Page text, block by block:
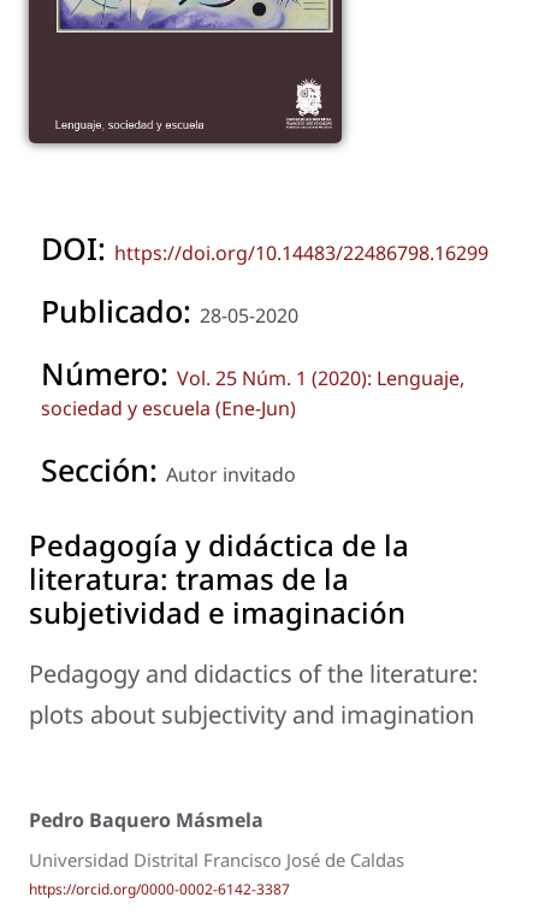
DOI: https://doi.org/10.14483/22486798.16299
Publicado: 28-05-2020
Número: Vol. 25 Núm. 1 (2020): Lenguaje,
sociedad y escuela (Ene-Jun)
Sección: Autor invitado
Pedagogía y didáctica de la
literatura: tramas de la
subjetividad e imaginación
Pedagogy and didactics of the literature:
plots about subjectivity and imagination
Pedro Baquero Másmela
Universidad Distrital Francisco José de Caldas
https://orcid.org/0000-0002-6142-3387